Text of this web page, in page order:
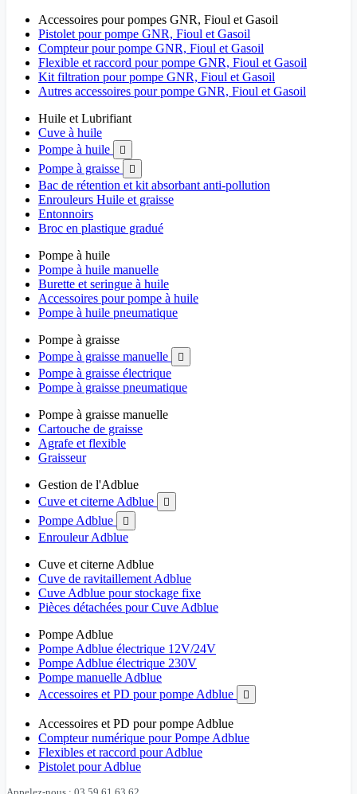
Accessoires pour pompes GNR, Fioul et Gasoil
Pistolet pour pompe GNR, Fioul et Gasoil
Compteur pour pompe GNR, Fioul et Gasoil
Flexible et raccord pour pompe GNR, Fioul et Gasoil
Kit filtration pour pompe GNR, Fioul et Gasoil
Autres accessoires pour pompe GNR, Fioul et Gasoil
Huile et Lubrifiant
Cuve à huile
Pompe à huile

Pompe à graisse 
Bac de rétention et kit absorbant anti-pollution
Enrouleurs Huile et graisse
Entonnoirs
Broc en plastique gradué
Pompe à huile
Pompe à huile manuelle
Burette et seringue à huile
Accessoires pour pompe à huile
Pompe à huile pneumatique
Pompe à graisse
Pompe à graisse manuelle

Pompe à graisse électrique
Pompe à graisse pneumatique
Pompe à graisse manuelle
Cartouche de graisse
Agrafe et flexible
Graisseur
Gestion de l'Adblue
Cuve et citerne Adblue

Pompe Adblue 
Enrouleur Adblue
Cuve et citerne Adblue
Cuve de ravitaillement Adblue
Cuve Adblue pour stockage fixe
Pièces détachées pour Cuve Adblue
Pompe Adblue
Pompe Adblue électrique 12V/24V
Pompe Adblue électrique 230V
Pompe manuelle Adblue
Accessoires et PD pour pompe Adblue

Accessoires et PD pour pompe Adblue
Compteur numérique pour Pompe Adblue
Flexibles et raccord pour Adblue
Pistolet pour Adblue